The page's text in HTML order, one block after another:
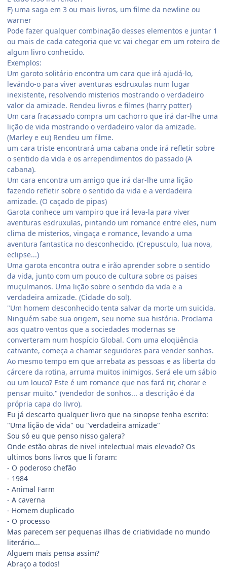
F) uma saga em 3 ou mais livros, um filme da newline ou
warner
Pode fazer qualquer combinação desses elementos e juntar 1
ou mais de cada categoria que vc vai chegar em um roteiro de
algum livro conhecido.
Exemplos:
Um garoto solitário encontra um cara que irá ajudá-lo,
levándo-o para viver aventuras esdruxulas num lugar
inexistente, resolvendo misterios mostrando o verdadeiro
valor da amizade. Rendeu livros e filmes (harry potter)
Um cara fracassado compra um cachorro que irá dar-lhe uma
lição de vida mostrando o verdadeiro valor da amizade.
(Marley e eu) Rendeu um filme.
um cara triste encontrará uma cabana onde irá refletir sobre
o sentido da vida e os arrependimentos do passado (A
cabana).
Um cara encontra um amigo que irá dar-lhe uma lição
fazendo refletir sobre o sentido da vida e a verdadeira
amizade. (O caçado de pipas)
Garota conhece um vampiro que irá leva-la para viver
aventuras esdruxulas, pintando um romance entre eles, num
clima de misterios, vingaça e romance, levando a uma
aventura fantastica no desconhecido. (Crepusculo, lua nova,
eclipse...)
Uma garota encontra outra e irão aprender sobre o sentido
da vida, junto com um pouco de cultura sobre os paises
muçulmanos. Uma lição sobre o sentido da vida e a
verdadeira amizade. (Cidade do sol).
"Um homem desconhecido tenta salvar da morte um suicida.
Ninguém sabe sua origem, seu nome sua história. Proclama
aos quatro ventos que a sociedades modernas se
converteram num hospício Global. Com uma eloqüência
cativante, começa a chamar seguidores para vender sonhos.
Ao mesmo tempo em que arrebata as pessoas e as liberta do
cárcere da rotina, arruma muitos inimigos. Será ele um sábio
ou um louco? Este é um romance que nos fará rir, chorar e
pensar muito." (vendedor de sonhos... a descrição é da
própria capa do livro).
Eu já descarto qualquer livro que na sinopse tenha escrito:
"Uma lição de vida" ou "verdadeira amizade"
Sou só eu que penso nisso galera?
Onde estão obras de nivel intelectual mais elevado? Os
ultimos bons livros que li foram:
- O poderoso chefão
- 1984
- Animal Farm
- A caverna
- Homem duplicado
- O processo
Mas parecem ser pequenas ilhas de criatividade no mundo
literário...
Alguem mais pensa assim?
Abraço a todos!